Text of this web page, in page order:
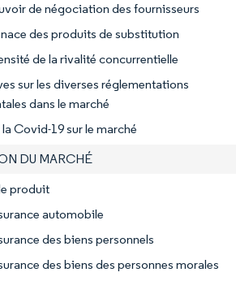
de négociation des fournisseurs
des produits de substitution
de la rivalité concurrentielle
sur les diverses réglementations
dans le marché
Covid-19 sur le marché
DU MARCHÉ
produit
automobile
des biens personnels
des biens des personnes morales